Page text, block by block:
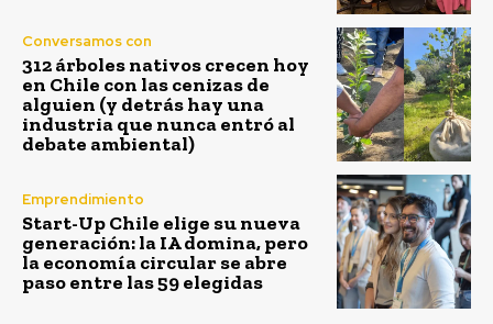
Conversamos con
312 árboles nativos crecen hoy
en Chile con las cenizas de
alguien (y detrás hay una
industria que nunca entró al
debate ambiental)
Emprendimiento
Start-Up Chile elige su nueva
generación: la IA domina, pero
la economía circular se abre
paso entre las 59 elegidas